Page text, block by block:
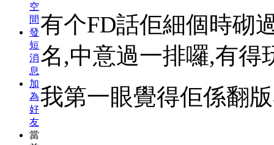
空
間
發
短
消
息
加
為
好
友
當
有个FD話佢細個時砌
名,中意過一排囉,有
我第一眼覺得佢係翻